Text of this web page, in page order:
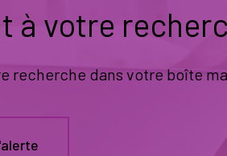
à votre
recherche dans votre boîte